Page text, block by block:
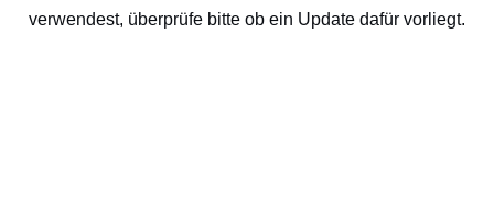
verwendest, überprüfe bitte ob ein Update dafür vorliegt.